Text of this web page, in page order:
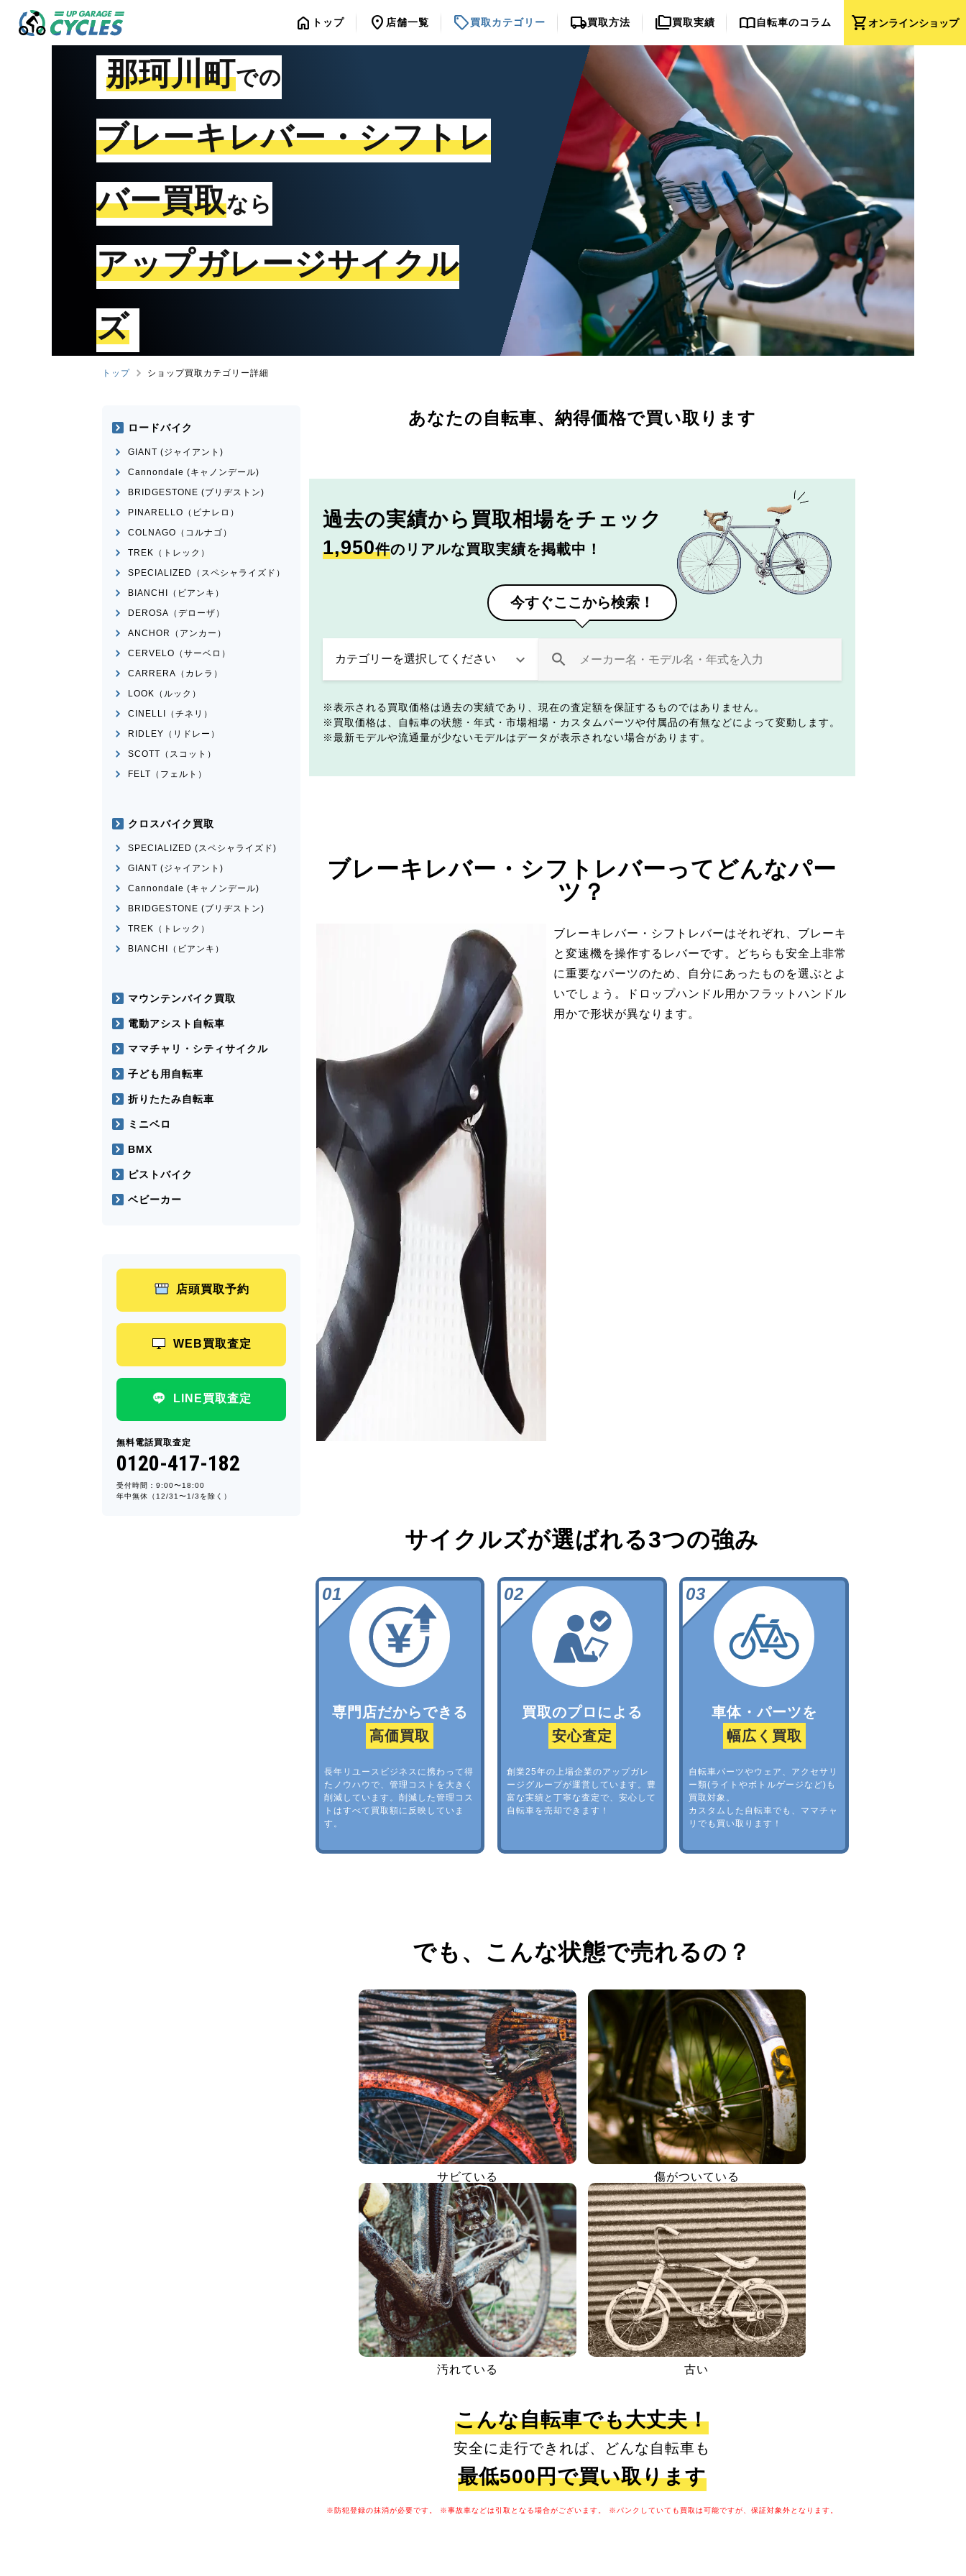
shopping_cartオンラインショップ
home トップ location_on 店舗一覧 sell買取カテゴリー local_shipping買取方法 folder_copy買取実績 import_contacts自転車のコラム
那珂川町での
ブレーキレバー・シフトレ
バー買取なら
アップガレージサイクル
ズ
トップ ショップ買取カテゴリー詳細
あなたの自転車、 納得価格で買い取ります
過去の実績から 買取相場をチェック
1,950件のリアルな買取実績を掲載中！
今すぐここから検索！
表示される買取価格は過去の実績であり、現在の査定額を保証するものではありません。
買取価格は、自転車の状態・年式・市場相場・カスタムパーツや付属品の有無などによって変動します。
最新モデルや流通量が少ないモデルはデータが表示されない場合があります。
ブレーキレバー・シフトレバーってどんなパー
ツ？
ブレーキレバー・シフトレバーはそれぞれ、ブレーキ
と変速機を操作するレバーです。どちらも安全上非常
に重要なパーツのため、自分にあったものを選ぶとよ
いでしょう。ドロップハンドル用かフラットハンドル
用かで形状が異なります。
サイクルズが選ばれる3つの強み
専門店だからできる
高価買取
長年リユースビジネスに携わって得
たノウハウで、管理コストを大きく
削減しています。削減した管理コス
トはすべて買取額に反映していま
す。
買取のプロによる
安心査定
創業25年の上場企業のアップガレ
ージグループが運営しています。豊
富な実績と丁寧な査定で、安心して
自転車を売却できます！
車体・パーツを
幅広く買取
自転車パーツやウェア、アクセサリ
ー類(ライトやボトルゲージなど)も
買取対象。
カスタムした自転車でも、ママチャ
リでも買い取ります！
でも、 こんな状態で売れるの？
サビている 傷がついている
汚れている 古い
こんな自転車でも大丈夫！
安全に走行できれば、どんな自転車も
最低500円で買い取ります
※防犯登録の抹消が必要です。 ※事故車などは引取となる場合がございます。 ※パンクしていても買取は可能ですが、保証対象外となります。
ロードバイク
GIANT (ジャイアント)
Cannondale (キャノンデール)
BRIDGESTONE (ブリヂストン)
PINARELLO（ピナレロ）
COLNAGO（コルナゴ）
TREK（トレック）
SPECIALIZED（スペシャライズド）
BIANCHI（ビアンキ）
DEROSA（デローザ）
ANCHOR（アンカー）
CERVELO（サーベロ）
CARRERA（カレラ）
LOOK（ルック）
CINELLI（チネリ）
RIDLEY（リドレー）
SCOTT（スコット）
FELT（フェルト）
クロスバイク買取
SPECIALIZED (スペシャライズド)
GIANT (ジャイアント)
Cannondale (キャノンデール)
BRIDGESTONE (ブリヂストン)
TREK（トレック）
BIANCHI（ビアンキ）
マウンテンバイク買取
電動アシスト自転車
ママチャリ・シティサイクル
子ども用自転車
折りたたみ自転車
ミニベロ
BMX
ピストバイク
ベビーカー
店頭買取予約
WEB買取査定
LINE買取査定
無料電話買取査定
0120-417-182
受付時間：9:00〜18:00
年中無休（12/31〜1/3を除く）